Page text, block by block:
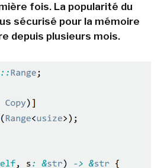
fois. La popularité du
sécurisé pour la mémoire
depuis plusieurs mois.